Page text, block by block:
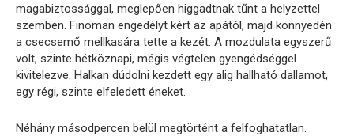
magabiztossággal, meglepően higgadtnak tűnt a helyzettel
szemben. Finoman engedélyt kért az apától, majd könnyedén
a csecsemő mellkasára tette a kezét. A mozdulata egyszerű
volt, szinte hétköznapi, mégis végtelen gyengédséggel
kivitelezve. Halkan dúdolni kezdett egy alig hallható dallamot,
egy régi, szinte elfeledett éneket.
Néhány másodpercen belül megtörtént a felfoghatatlan.